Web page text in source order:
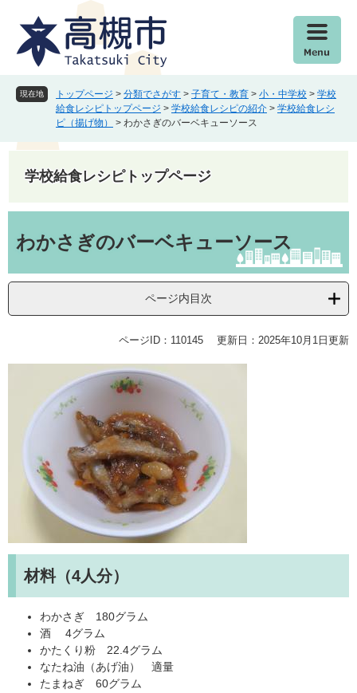
現在地 トップページ > 分類でさがす > 子育て・教育 > 小・中学校 > 学校
給食レシピトップページ > 学校給食レシピの紹介 > 学校給食レシ
ピ（揚げ物）
> わかさぎのバーベキューソース
学校給食レシピトップページ
文わかさぎのバーベキューソース
ページ内目次
ページID：110145 更新日：2025年10月1日更新
材料（4人分）
わかさぎ 180グラム
酒 4グラム
かたくり粉 22.4グラム
なたね油（あげ油） 適量
たまねぎ 60グラム